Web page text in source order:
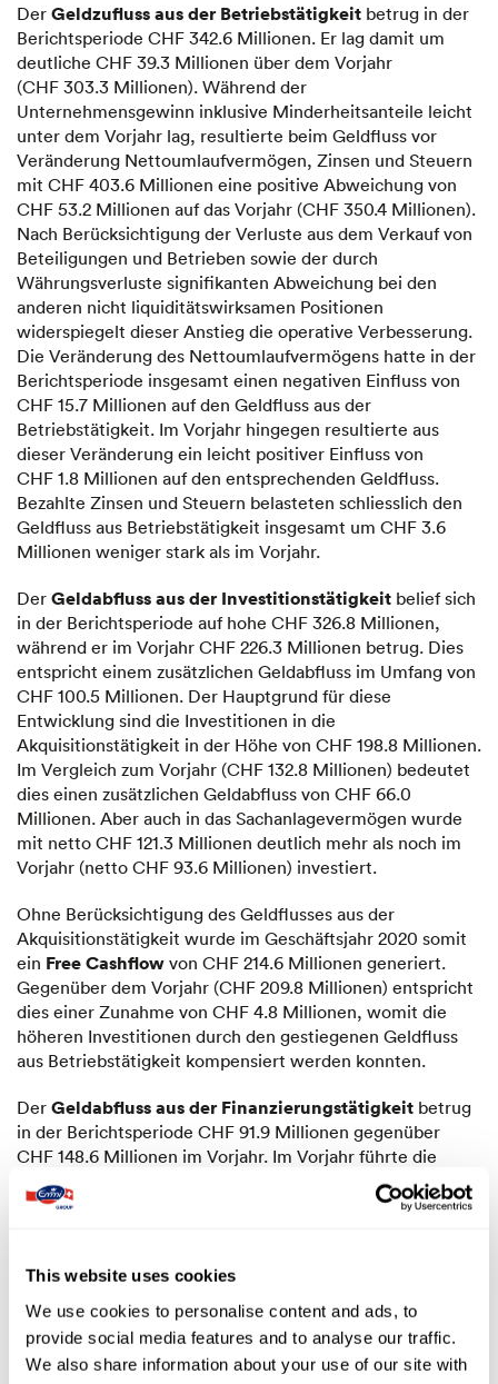
This website uses cookies
We use cookies to personalise content and ads, to
provide social media features and to analyse our traffic.
We also share information about your use of our site with
Der Geldzufluss aus der Betriebstätigkeit betrug in der
Berichtsperiode CHF 342.6 Millionen. Er lag damit um
deutliche CHF 39.3 Millionen über dem Vorjahr
(CHF 303.3 Millionen). Während der
Unternehmensgewinn inklusive Minderheitsanteile leicht
unter dem Vorjahr lag, resultierte beim Geldfluss vor
Veränderung Nettoumlaufvermögen, Zinsen und Steuern
mit CHF 403.6 Millionen eine positive Abweichung von
CHF 53.2 Millionen auf das Vorjahr (CHF 350.4 Millionen).
Nach Berücksichtigung der Verluste aus dem Verkauf von
Beteiligungen und Betrieben sowie der durch
Währungsverluste signifikanten Abweichung bei den
anderen nicht liquiditätswirksamen Positionen
widerspiegelt dieser Anstieg die operative Verbesserung.
Die Veränderung des Nettoumlaufvermögens hatte in der
Berichtsperiode insgesamt einen negativen Einfluss von
CHF 15.7 Millionen auf den Geldfluss aus der
Betriebstätigkeit. Im Vorjahr hingegen resultierte aus
dieser Veränderung ein leicht positiver Einfluss von
CHF 1.8 Millionen auf den entsprechenden Geldfluss.
Bezahlte Zinsen und Steuern belasteten schliesslich den
Geldfluss aus Betriebstätigkeit insgesamt um CHF 3.6
Millionen weniger stark als im Vorjahr.
Der Geldabfluss aus der Investitionstätigkeit belief sich
in der Berichtsperiode auf hohe CHF 326.8 Millionen,
während er im Vorjahr CHF 226.3 Millionen betrug. Dies
entspricht einem zusätzlichen Geldabfluss im Umfang von
CHF 100.5 Millionen. Der Hauptgrund für diese
Entwicklung sind die Investitionen in die
Akquisitionstätigkeit in der Höhe von CHF 198.8 Millionen.
Im Vergleich zum Vorjahr (CHF 132.8 Millionen) bedeutet
dies einen zusätzlichen Geldabfluss von CHF 66.0
Millionen. Aber auch in das Sachanlagevermögen wurde
mit netto CHF 121.3 Millionen deutlich mehr als noch im
Vorjahr (netto CHF 93.6 Millionen) investiert.
Ohne Berücksichtigung des Geldflusses aus der
Akquisitionstätigkeit wurde im Geschäftsjahr 2020 somit
ein Free Cashflow von CHF 214.6 Millionen generiert.
Gegenüber dem Vorjahr (CHF 209.8 Millionen) entspricht
dies einer Zunahme von CHF 4.8 Millionen, womit die
höheren Investitionen durch den gestiegenen Geldfluss
aus Betriebstätigkeit kompensiert werden konnten.
Der Geldabfluss aus der Finanzierungstätigkeit betrug
in der Berichtsperiode CHF 91.9 Millionen gegenüber
CHF 148.6 Millionen im Vorjahr. Im Vorjahr führte die
Rückzahlung einer CHF 100 Millionen-Anleihensobligation
zum entsprechend höheren Geldabfluss. Im Berichtsjahr
die Aktionäre der Emmi AG zusätzliche Geldabflüsse im
Vergleich zum Vorjahr.
Als Konsequenz dieser Geldflüsse sank der Bestand an
Flüssigen Mittelnim Geschäftsjahr 2020 von CHF 378.1